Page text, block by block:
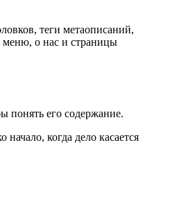
теги метаописаний,
меню, о нас и страницы
понять его содержание.
начало, когда дело касается